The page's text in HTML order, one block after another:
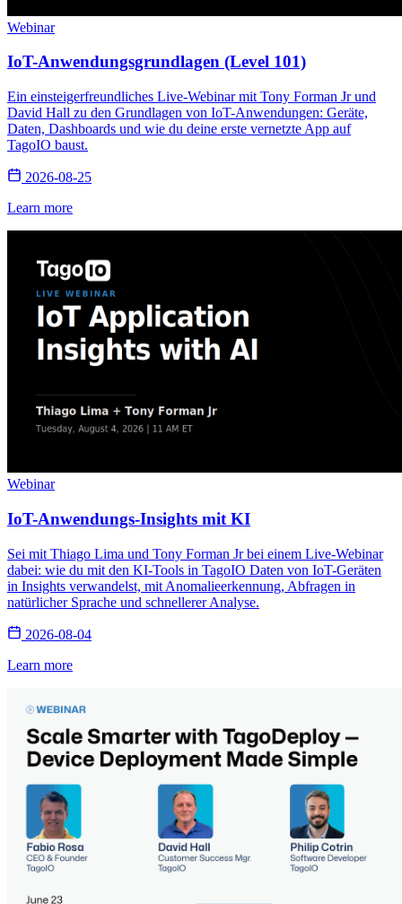
Webinar
IoT-Anwendungsgrundlagen (Level 101)
Ein einsteigerfreundliches Live-Webinar mit Tony Forman Jr und
David Hall zu den Grundlagen von IoT-Anwendungen: Geräte,
Daten, Dashboards und wie du deine erste vernetzte App auf
TagoIO baust.
2026-08-25
Learn more
Webinar
IoT-Anwendungs-Insights mit KI
Sei mit Thiago Lima und Tony Forman Jr bei einem Live-Webinar
dabei: wie du mit den KI-Tools in TagoIO Daten von IoT-Geräten
in Insights verwandelst, mit Anomalieerkennung, Abfragen in
natürlicher Sprache und schnellerer Analyse.
2026-08-04
Learn more